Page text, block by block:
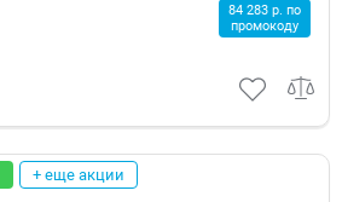
84 283 р. по
промокоду
+ еще акции